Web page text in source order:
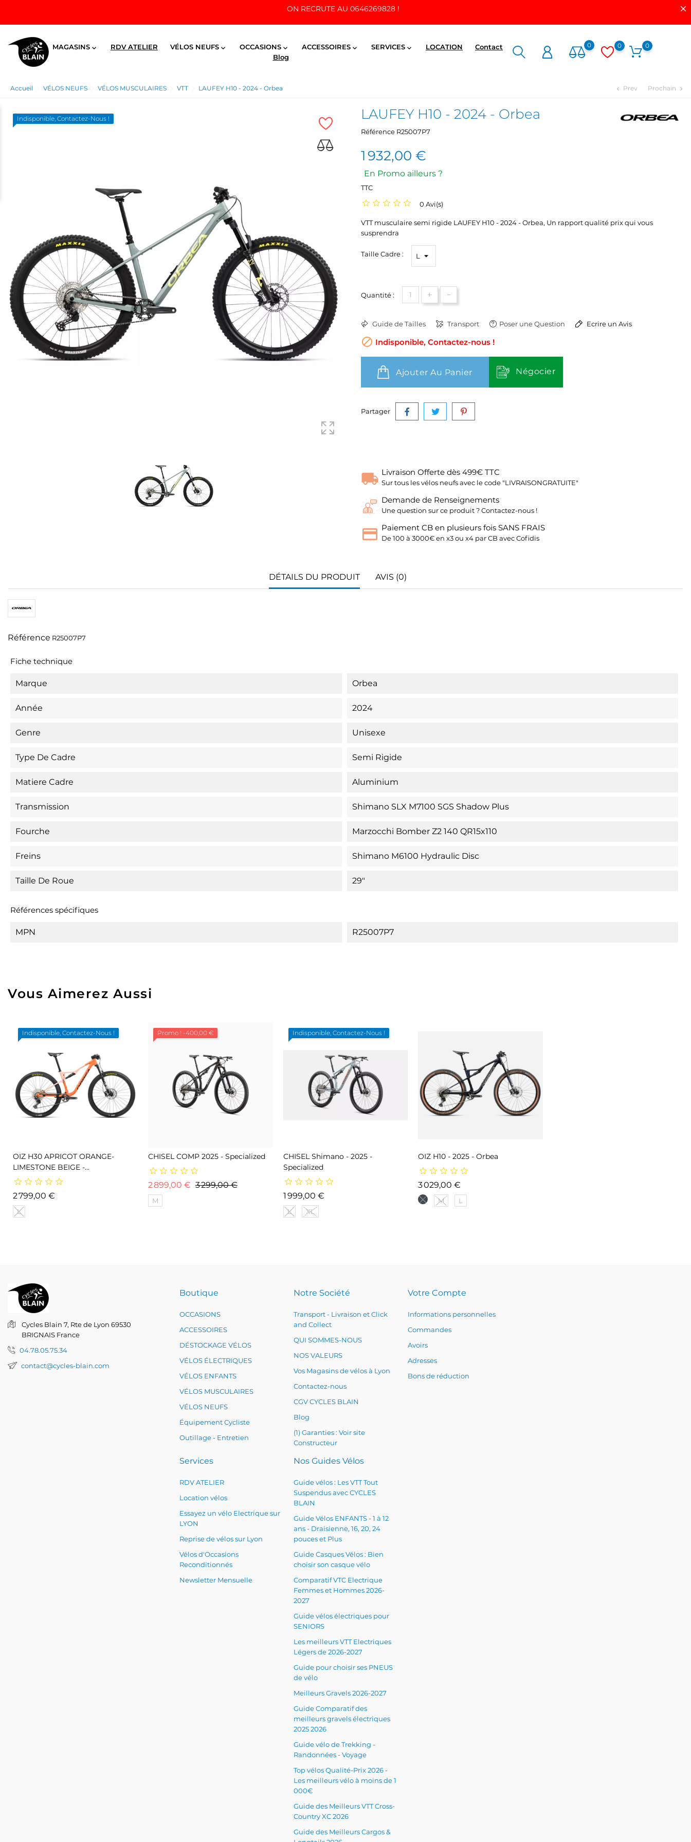
ON RECRUTE AU 0646269828 !
MAGASINS  RDV ATELIER VÉLOS NEUFS  OCCASIONS  ACCESSOIRES  SERVICES  LOCATION
Contact
Blog
0 0 0
Accueil VÉLOS NEUFS VÉLOS MUSCULAIRES VTT LAUFEY H10 - 2024 - Orbea chevron_left Prev Prochain chevron_right
Indisponible, Contactez-Nous ! LAUFEY H10 - 2024 - Orbea
Référence R25007P7
1 932,00 €
En Promo ailleurs ?
TTC
0 Avi(s)
VTT musculaire semi rigide LAUFEY H10 - 2024 - Orbea, Un rapport qualité prix qui vous
susprendra
Taille Cadre :
Quantité : + -
Guide de Tailles Transport Poser une Question Ecrire un Avis
 Indisponible, Contactez-nous !
Ajouter Au Panier Négocier
Partager
Livraison Offerte dès 499€ TTC
Sur tous les vélos neufs avec le code "LIVRAISONGRATUITE"
Demande de Renseignements
Une question sur ce produit ? Contactez-nous !
Paiement CB en plusieurs fois SANS FRAIS
De 100 à 3000€ en x3 ou x4 par CB avec Cofidis
DÉTAILS DU PRODUIT AVIS (0)
Référence R25007P7
Fiche technique
Marque Orbea
Année 2024
Genre Unisexe
Type De Cadre Semi Rigide
Matiere Cadre Aluminium
Transmission Shimano SLX M7100 SGS Shadow Plus
Fourche Marzocchi Bomber Z2 140 QR15x110
Freins Shimano M6100 Hydraulic Disc
Taille De Roue 29"
Références spécifiques
MPN R25007P7
Vous Aimerez Aussi
Indisponible, Contactez-Nous !
OIZ H30 APRICOT ORANGE-
LIMESTONE BEIGE -...
2 799,00 €
L
Promo ! -400,00 €
CHISEL COMP 2025 - Specialized
2 899,00 € Prix de base
3 299,00 €Prix
M
Indisponible, Contactez-Nous !
CHISEL Shimano - 2025 -
Specialized
1 999,00 €Prix
L XL
OIZ H10 - 2025 - Orbea
3 029,00 €
M L
Cycles Blain 7, Rte de Lyon 69530
BRIGNAIS France
04.78.05.75.34
contact@cycles-blain.com
Boutique
OCCASIONS
ACCESSOIRES
DÉSTOCKAGE VÉLOS
VÉLOS ÉLECTRIQUES
VÉLOS ENFANTS
VÉLOS MUSCULAIRES
VÉLOS NEUFS
Équipement Cycliste
Outillage - Entretien
Notre Société
Transport - Livraison et Click
and Collect
QUI SOMMES-NOUS
NOS VALEURS
Vos Magasins de vélos à Lyon
Contactez-nous
CGV CYCLES BLAIN
Blog
(1) Garanties : Voir site
Constructeur
Services
RDV ATELIER
Location vélos
Essayez un vélo Electrique sur
LYON
Reprise de vélos sur Lyon
Vélos d'Occasions
Reconditionnés
Newsletter Mensuelle
Nos Guides Vélos
Guide vélos : Les VTT Tout
Suspendus avec CYCLES
BLAIN
Guide Vélos ENFANTS - 1 à 12
ans - Draisienne, 16, 20, 24
pouces et Plus
Guide Casques Vélos : Bien
choisir son casque vélo
Comparatif VTC Electrique
Femmes et Hommes 2026-
2027
Guide vélos électriques pour
SENIORS
Les meilleurs VTT Electriques
Légers de 2026-2027
Guide pour choisir ses PNEUS
de vélo
Meilleurs Gravels 2026-2027
Guide Comparatif des
meilleurs gravels électriques
2025 2026
Guide vélo de Trekking -
Randonnées - Voyage
Top vélos Qualité-Prix 2026 -
Les meilleurs vélo à moins de 1
000€
Guide des Meilleurs VTT Cross-
Country XC 2026
Guide des Meilleurs Cargos &
Votre Compte
Informations personnelles
Commandes
Avoirs
Adresses
Bons de réduction